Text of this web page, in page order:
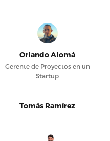
Orlando Alomá
Gerente de Proyectos en un
Startup
Tomás Ramírez